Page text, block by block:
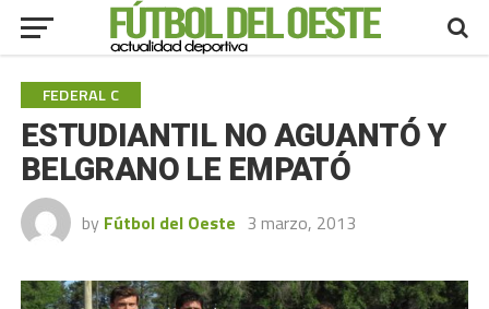
FEDERAL C
ESTUDIANTIL NO AGUANTÓ Y
BELGRANO LE EMPATÓ
by Fútbol del Oeste 3 marzo, 2013